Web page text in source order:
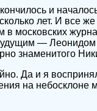
и
лет. И все
московских
—
знаменитого
Да и я
на небосклоне